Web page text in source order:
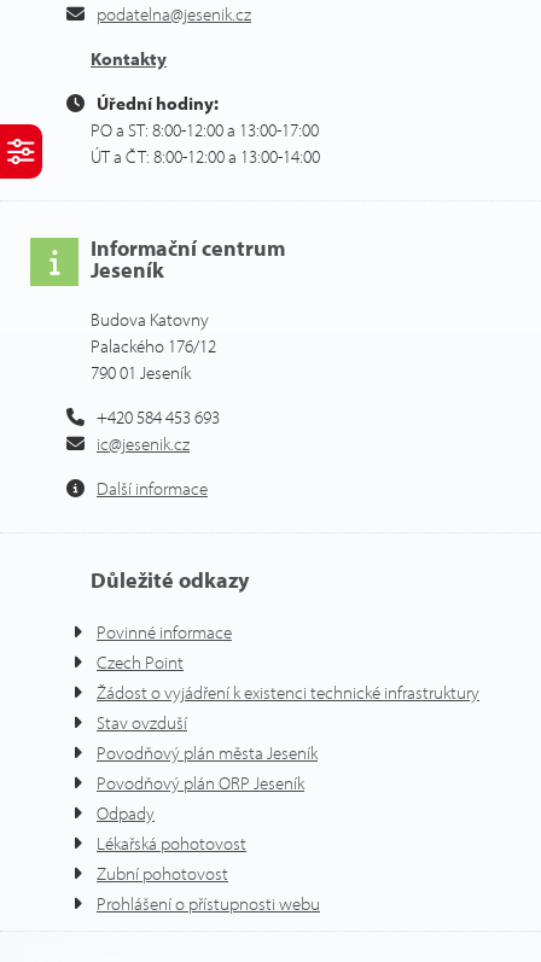
podatelna@jesenik.cz
Kontakty
Úřední hodiny:
PO a ST: 8:00-12:00 a 13:00-17:00
ÚT a ČT: 8:00-12:00 a 13:00-14:00
Informační centrum
Jeseník
Budova Katovny
Palackého 176/12
790 01 Jeseník
+420 584 453 693
ic@jesenik.cz
Další informace
Důležité odkazy
Povinné informace
Czech Point
Žádost o vyjádření k existenci technické infrastruktury
Stav ovzduší
Povodňový plán města Jeseník
Povodňový plán ORP Jeseník
Odpady
Lékařská pohotovost
Zubní pohotovost
Prohlášení o přístupnosti webu